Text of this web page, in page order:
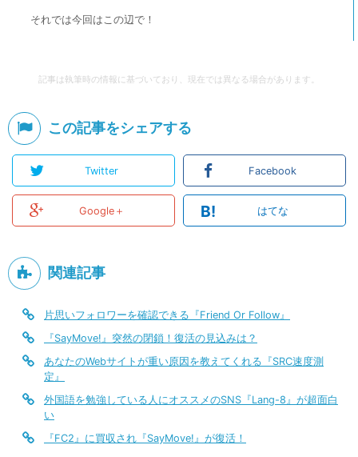
それでは今回はこの辺で！
記事は執筆時の情報に基づいており、現在では異なる場合があります。
この記事をシェアする
Twitter Facebook
Google＋ B! はてな
関連記事
片思いフォロワーを確認できる『Friend Or Follow』
『SayMove!』突然の閉鎖！復活の見込みは？
あなたのWebサイトが重い原因を教えてくれる『SRC速度測
定』
外国語を勉強している人にオススメのSNS『Lang-8』が超面白
い
『FC2』に買収され『SayMove!』が復活！